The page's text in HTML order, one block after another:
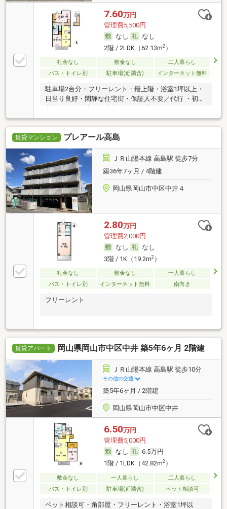
7.60万円
管理費5,500円
なし
なし
2階 / 2LDK（62.13m2）
礼金なし 敷金なし
二人暮らし
バス・トイレ別
駐車場(近隣含) インターネット無料
駐車場2台分・フリーレント・最上階・浴室1坪以上・
日当り良好・閑静な住宅街・保証人不要／代行 ・初期
賃貸マンション プレアール高島
ＪＲ山陽本線 高島駅 徒歩7分
築36年7ヶ月 / 4階建
岡山県岡山市中区中井４
2.80万円
管理費2,000円
なし
なし
3階 / 1K（19.2m2）
礼金なし 敷金なし
一人暮らし
バス・トイレ別
インターネット無料 南向き
フリーレント
賃貸アパート 岡山県岡山市中区中井 築5年6ヶ月 2階建
ＪＲ山陽本線 高島駅 徒歩10分
その他の交通
築5年6ヶ月 / 2階建
岡山県岡山市中区中井
6.50万円
管理費5,000円
なし
6.5万円
1階 / 1LDK（42.82m2）
敷金なし 一人暮らし
二人暮らし
バス・トイレ別
駐車場(近隣含) ペット相談可
ペット相談可・角部屋・フリーレント・浴室1坪以